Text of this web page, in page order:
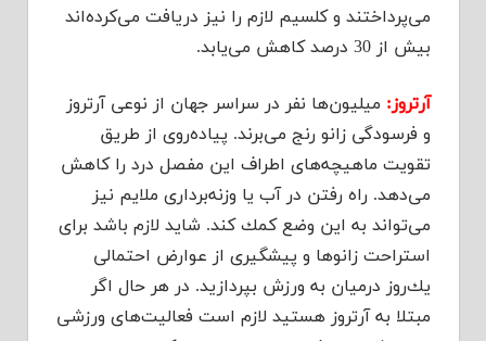
می‌پرداختند و كلسیم لازم را نیز دریافت می‌كرده‌اند
بیش از 30 درصد كاهش می‌یابد.
آرتروز: میلیون‌ها نفر در سراسر جهان از نوعی آرتروز
و فرسودگی زانو رنج می‌برند. پیاده‌روی از طریق
تقویت ماهیچه‌های اطراف این مفصل درد را كاهش
می‌دهد. راه رفتن در آب یا وزنه‌برداری ملایم نیز
می‌تواند به این وضع كمك كند. شاید لازم باشد برای
استراحت زانوها و پیشگیری از عوارض احتمالی
یك‌روز درمیان به ورزش بپردازید. در هر حال اگر
مبتلا به آرتروز هستید لازم است فعالیت‌های ورزشی